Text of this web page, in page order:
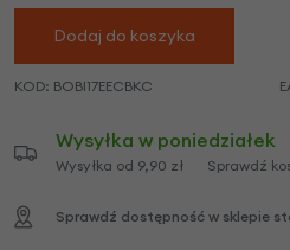
Dodaj do koszyka
KOD: BOBI17EECBKC
Wysyłka w poniedziałek
Wysyłka od 9,90 zł Sprawdź
Sprawdź dostępność w sklepie